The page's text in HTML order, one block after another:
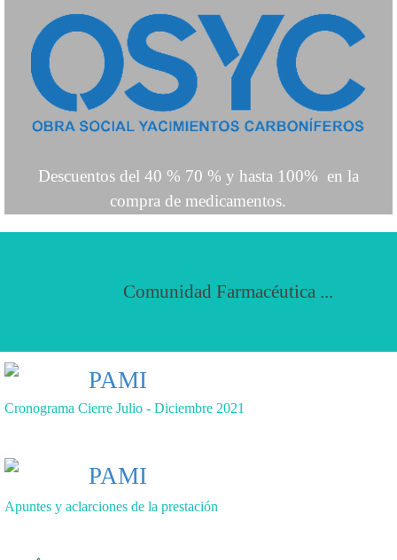
Descuentos del 40 % 70 % y hasta 100% en la
compra de medicamentos.
Comunidad Farmacéutica ...
PAMI
Cronograma Cierre Julio - Diciembre 2021
PAMI
Apuntes y aclarciones de la prestación